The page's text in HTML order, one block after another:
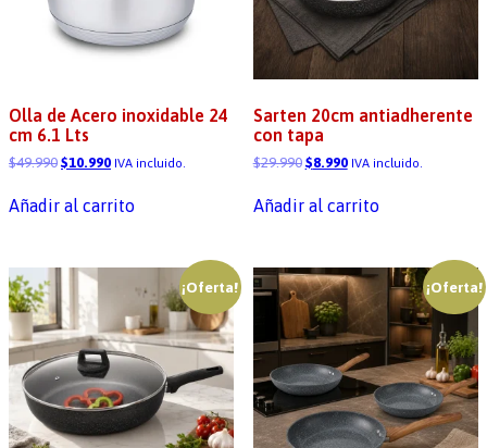
Olla de Acero inoxidable 24
cm 6.1 Lts
$49.990$10.990 IVA incluido.
Añadir al carrito
Sarten 20cm antiadherente
con tapa
$29.990 $8.990 IVA incluido.
Añadir al carrito
¡Oferta! ¡Oferta!